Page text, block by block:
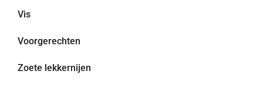
Vis
Voorgerechten
Zoete lekkernijen